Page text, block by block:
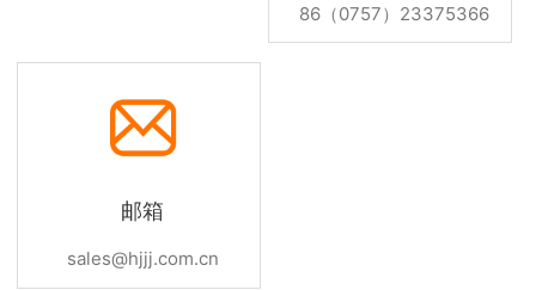
86（0757）23375366
邮箱
sales@hjjj.com.cn